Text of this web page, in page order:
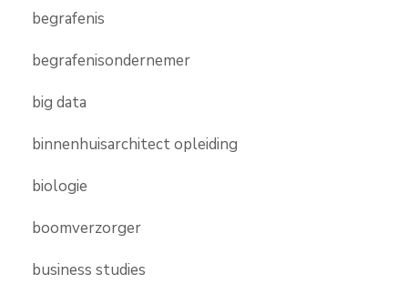
begrafenis
begrafenisondernemer
big data
binnenhuisarchitect opleiding
biologie
boomverzorger
business studies